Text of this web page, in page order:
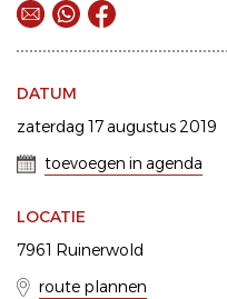
DATUM
zaterdag 17 augustus 2019
toevoegen in agenda
LOCATIE
7961 Ruinerwold
route plannen